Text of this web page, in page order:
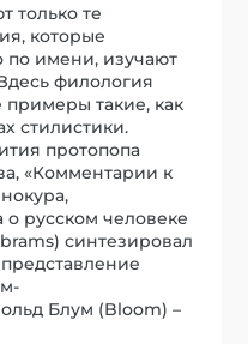
только те
которые
по имени, изучают
филология
примеры такие, как
стилистики.
протопопа
«Комментарии к
русском человеке
синтезировал
Блум (Bloom) –